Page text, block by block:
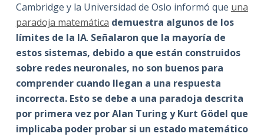
Cambridge y la Universidad de Oslo informó que una
paradoja matemática demuestra algunos de los
límites de la IA. Señalaron que la mayoría de
estos sistemas, debido a que están construidos
sobre redes neuronales, no son buenos para
comprender cuando llegan a una respuesta
incorrecta. Esto se debe a una paradoja descrita
por primera vez por Alan Turing y Kurt Gödel que
implicaba poder probar si un estado matemático